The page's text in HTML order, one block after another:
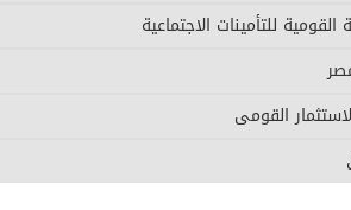
القومية للتأمينات الاجتماعية
القومى